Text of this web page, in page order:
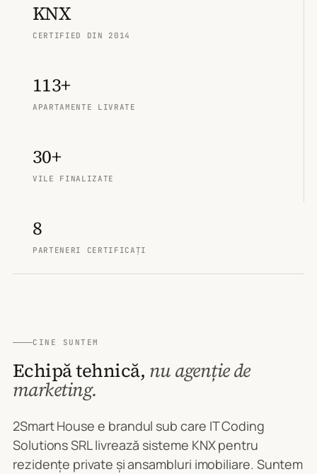
KNX
CERTIFIED DIN 2014
113+
APARTAMENTE LIVRATE
30+
VILE FINALIZATE
8
PARTENERI CERTIFICAȚI
CINE SUNTEM
Echipă tehnică, nu agenție de
marketing.
2Smart House e brandul sub care IT Coding
Solutions SRL livrează sisteme KNX pentru
rezidențe private și ansambluri imobiliare. Suntem